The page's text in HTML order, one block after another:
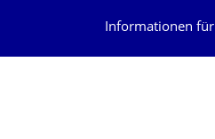
Informationen für